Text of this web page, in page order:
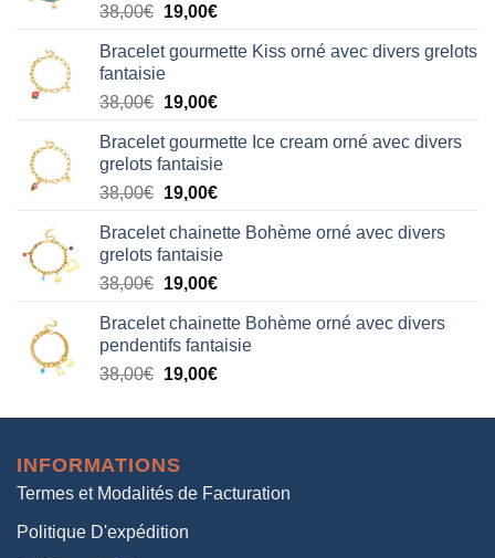
38,00€ Le
initial
était :
38,00€.
19,00€Le
actuel
19,00€.
Bracelet gourmette Kiss orné avec divers grelots
fantaisie
38,00€ Le
initial
était :
38,00€.
19,00€Le
actuel
est :
19,00€.
Bracelet gourmette Ice cream orné avec divers
grelots fantaisie
38,00€ Le
initial
était :
38,00€.
19,00€Le
actuel
est :
19,00€.
Bracelet chainette Bohème orné avec divers
grelots fantaisie
38,00€ Le
initial
était :
38,00€.
19,00€Le
actuel
est :
19,00€.
Bracelet chainette Bohème orné avec divers
pendentifs fantaisie
38,00€ Le
initial
38,00€.
19,00€Le
actuel
INFORMATIONS
Termes et Modalités de Facturation
Politique D'expédition